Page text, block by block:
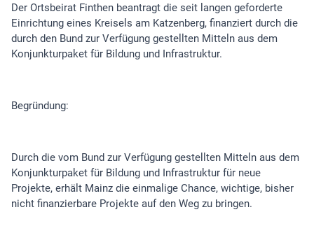
Der Ortsbeirat Finthen beantragt die seit langen geforderte
Einrichtung eines Kreisels am Katzenberg, finanziert durch die
durch den Bund zur Verfügung gestellten Mitteln aus dem
Konjunkturpaket für Bildung und Infrastruktur.
Begründung:
Durch die vom Bund zur Verfügung gestellten Mitteln aus dem
Konjunkturpaket für Bildung und Infrastruktur für neue
Projekte, erhält Mainz die einmalige Chance, wichtige, bisher
nicht finanzierbare Projekte auf den Weg zu bringen.